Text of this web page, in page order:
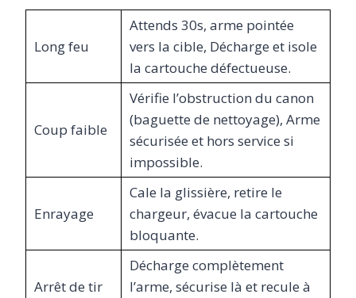
Long feu
Attends 30s, arme pointée
vers la cible, Décharge et isole
la cartouche défectueuse.
Coup faible
Vérifie l’obstruction du canon
(baguette de nettoyage), Arme
sécurisée et hors service si
impossible.
Enrayage
Cale la glissière, retire le
chargeur, évacue la cartouche
bloquante.
Arrêt de tir
Décharge complètement
l’arme, sécurise là et recule à